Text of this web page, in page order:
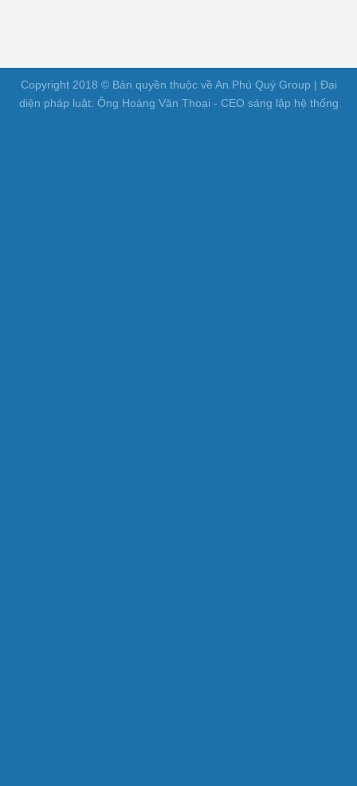
Copyright 2018 © Bản quyền thuộc về An Phú Quý Group | Đại
diện pháp luật: Ông Hoàng Văn Thoại - CEO sáng lập hệ thống